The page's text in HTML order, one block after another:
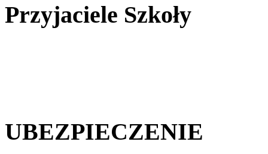
Przyjaciele Szkoły
UBEZPIECZENIE